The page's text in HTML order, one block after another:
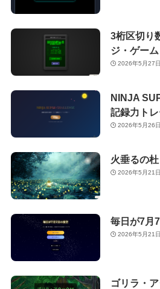
3桁区切り
ジ・ゲーム
2026年5月27日
NINJA
記録力ト
2026年5月26日
火垂るの杜
2026年5月21日
毎日が7月
2026年5月21日
ゴリラ・